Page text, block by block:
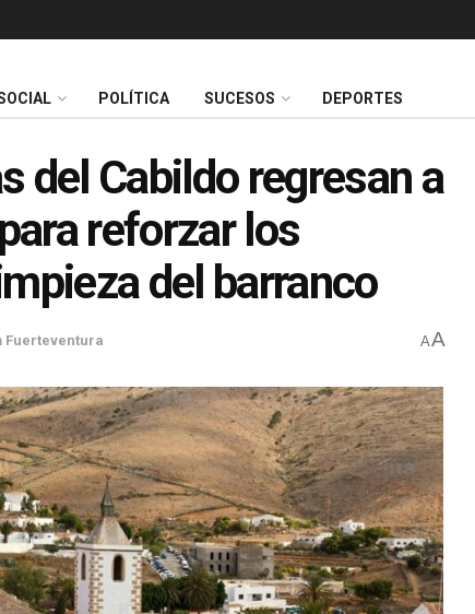
POLÍTICA SUCESOS DEPORTES
del Cabildo regresan a
reforzar los
del barranco
Fuerteventura AA